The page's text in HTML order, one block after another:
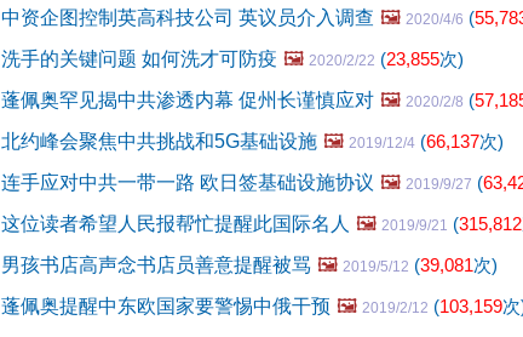
中资企图控制英高科技公司 英议员介入调查 🖼️ 2020/4/6 (
洗手的关键问题 如何洗才可防疫 🖼️ 2020/2/22 (23,855次)
蓬佩奥罕见揭中共渗透内幕 促州长谨慎应对 🖼️ 2020/2/8 (
北约峰会聚焦中共挑战和5G基础设施 🖼️ 2019/12/4 (66,137次)
连手应对中共一带一路 欧日签基础设施协议 🖼️ 2019/9/27 (
这位读者希望人民报帮忙提醒此国际名人 🖼️ 2019/9/21 (315,812
男孩书店高声念书店员善意提醒被骂 🖼️ 2019/5/12 (39,081次)
蓬佩奥提醒中东欧国家要警惕中俄干预 🖼️ 2019/2/12 (103,159